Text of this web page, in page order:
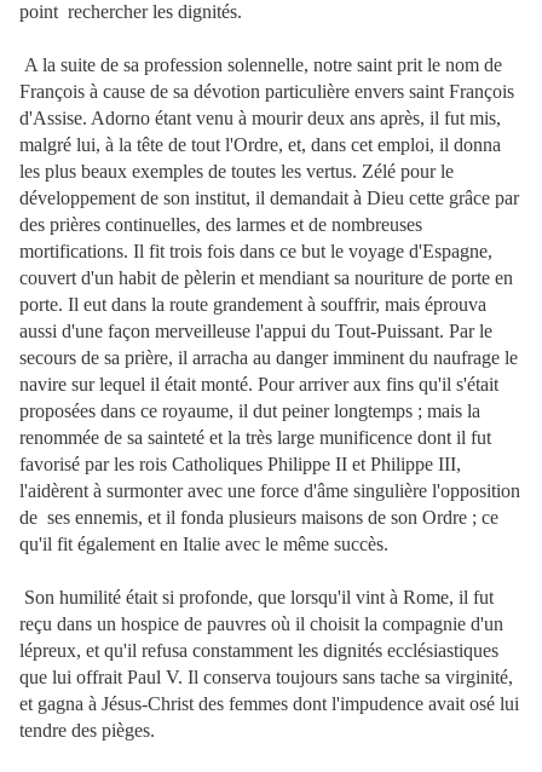
point rechercher les dignités.
A la suite de sa profession solennelle, notre saint prit le nom de
François à cause de sa dévotion particulière envers saint François
d'Assise. Adorno étant venu à mourir deux ans après, il fut mis,
malgré lui, à la tête de tout l'Ordre, et, dans cet emploi, il donna
les plus beaux exemples de toutes les vertus. Zélé pour le
développement de son institut, il demandait à Dieu cette grâce par
des prières continuelles, des larmes et de nombreuses
mortifications. Il fit trois fois dans ce but le voyage d'Espagne,
couvert d'un habit de pèlerin et mendiant sa nouriture de porte en
porte. Il eut dans la route grandement à souffrir, mais éprouva
aussi d'une façon merveilleuse l'appui du Tout-Puissant. Par le
secours de sa prière, il arracha au danger imminent du naufrage le
navire sur lequel il était monté. Pour arriver aux fins qu'il s'était
proposées dans ce royaume, il dut peiner longtemps ; mais la
renommée de sa sainteté et la très large munificence dont il fut
favorisé par les rois Catholiques Philippe II et Philippe III,
l'aidèrent à surmonter avec une force d'âme singulière l'opposition
de ses ennemis, et il fonda plusieurs maisons de son Ordre ; ce
qu'il fit également en Italie avec le même succès.
Son humilité était si profonde, que lorsqu'il vint à Rome, il fut
reçu dans un hospice de pauvres où il choisit la compagnie d'un
lépreux, et qu'il refusa constamment les dignités ecclésiastiques
que lui offrait Paul V. Il conserva toujours sans tache sa virginité,
et gagna à Jésus-Christ des femmes dont l'impudence avait osé lui
tendre des pièges.